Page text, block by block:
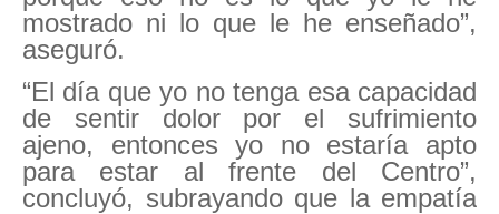
mostrado ni lo que le he enseñado”,
aseguró.
“El día que yo no tenga esa capacidad
de sentir dolor por el sufrimiento
ajeno, entonces yo no estaría apto
para estar al frente del Centro”,
concluyó, subrayando que la empatía